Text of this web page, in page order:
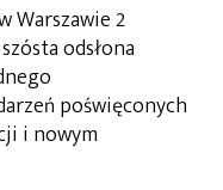
Warszawie2
odsłona
poświęconych
i nowym